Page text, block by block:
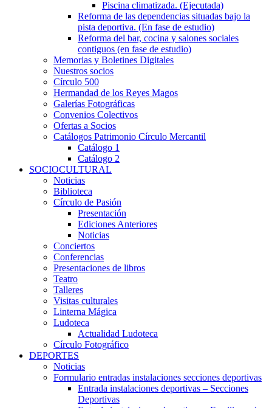
Piscina climatizada. (Ejecutada)
Reforma de las dependencias situadas bajo la
pista deportiva. (En fase de estudio)
Reforma del bar, cocina y salones sociales
contiguos (en fase de estudio)
Memorias y Boletines Digitales
Nuestros socios
Círculo 500
Hermandad de los Reyes Magos
Galerías Fotográficas
Convenios Colectivos
Ofertas a Socios
Catálogos Patrimonio Círculo Mercantil
Catálogo 1
Catálogo 2
SOCIOCULTURAL
Noticias
Biblioteca
Círculo de Pasión
Presentación
Ediciones Anteriores
Noticias
Conciertos
Conferencias
Presentaciones de libros
Teatro
Talleres
Visitas culturales
Linterna Mágica
Ludoteca
Actualidad Ludoteca
Círculo Fotográfico
DEPORTES
Noticias
Formulario entradas instalaciones secciones deportivas
Entrada instalaciones deportivas – Secciones
Deportivas